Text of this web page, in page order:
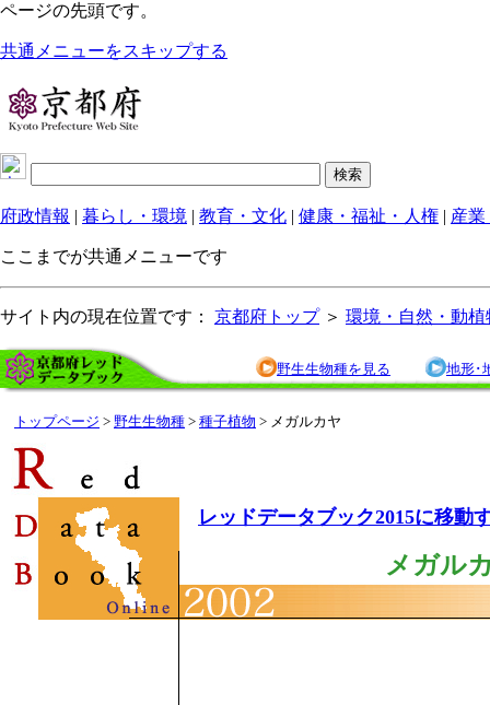
ページの先頭です。
共通メニューをスキップする
府政情報 | 暮らし・環境 | 教育・文化 | 健康・福祉・人権 | 産業
ここまでが共通メニューです
サイト内の現在位置です： 京都府トップ＞ 環境・自然・動植
野生生物種を見る 地形･
トップページ > 野生生物種 > 種子植物 > メガルカヤ
レッドデータブック2015に移動
メガル